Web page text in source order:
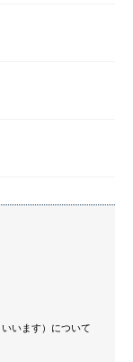
います）について